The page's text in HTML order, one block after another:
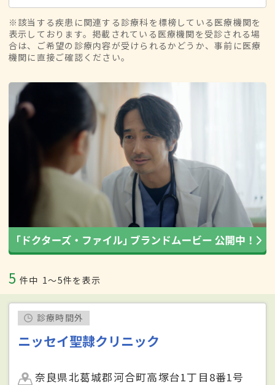
※該当する疾患に関連する診療科を標榜している医療機関を
表示しております。掲載されている医療機関を受診される場
合は、ご希望の診療内容が受けられるかどうか、事前に医療
機関に直接ご確認ください。
5 件中 1〜5件を表示
診療時間外
ニッセイ聖隷クリニック
奈良県北葛城郡河合町高塚台1丁目8番1号